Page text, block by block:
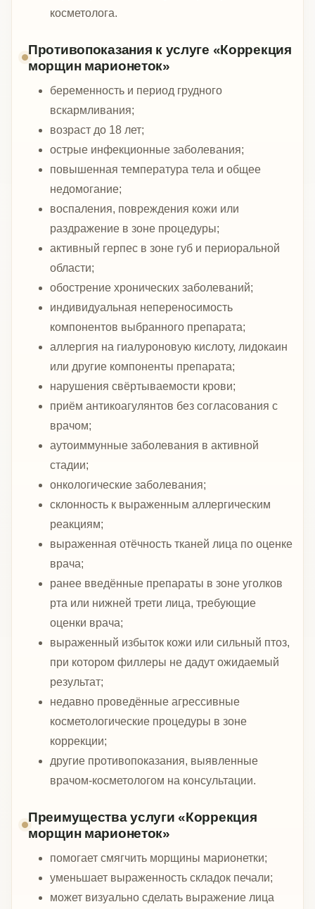
косметолога.
Противопоказания к услуге «Коррекция
морщин марионеток»
беременность и период грудного
вскармливания;
возраст до 18 лет;
острые инфекционные заболевания;
повышенная температура тела и общее
недомогание;
воспаления, повреждения кожи или
раздражение в зоне процедуры;
активный герпес в зоне губ и периоральной
области;
обострение хронических заболеваний;
индивидуальная непереносимость
компонентов выбранного препарата;
аллергия на гиалуроновую кислоту, лидокаин
или другие компоненты препарата;
нарушения свёртываемости крови;
приём антикоагулянтов без согласования с
врачом;
аутоиммунные заболевания в активной
стадии;
онкологические заболевания;
склонность к выраженным аллергическим
реакциям;
выраженная отёчность тканей лица по оценке
врача;
ранее введённые препараты в зоне уголков
рта или нижней трети лица, требующие
оценки врача;
выраженный избыток кожи или сильный птоз,
при котором филлеры не дадут ожидаемый
результат;
недавно проведённые агрессивные
косметологические процедуры в зоне
коррекции;
другие противопоказания, выявленные
врачом-косметологом на консультации.
Преимущества услуги «Коррекция
морщин марионеток»
помогает смягчить морщины марионетки;
уменьшает выраженность складок печали;
может визуально сделать выражение лица